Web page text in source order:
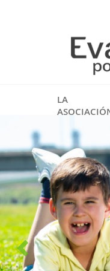
LA
unidas
hace la fuerza, Eva
"Grandir Sans
asociaciones,
de la salud y familias